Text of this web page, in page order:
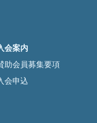
会案内
助会員募集要項
会申込